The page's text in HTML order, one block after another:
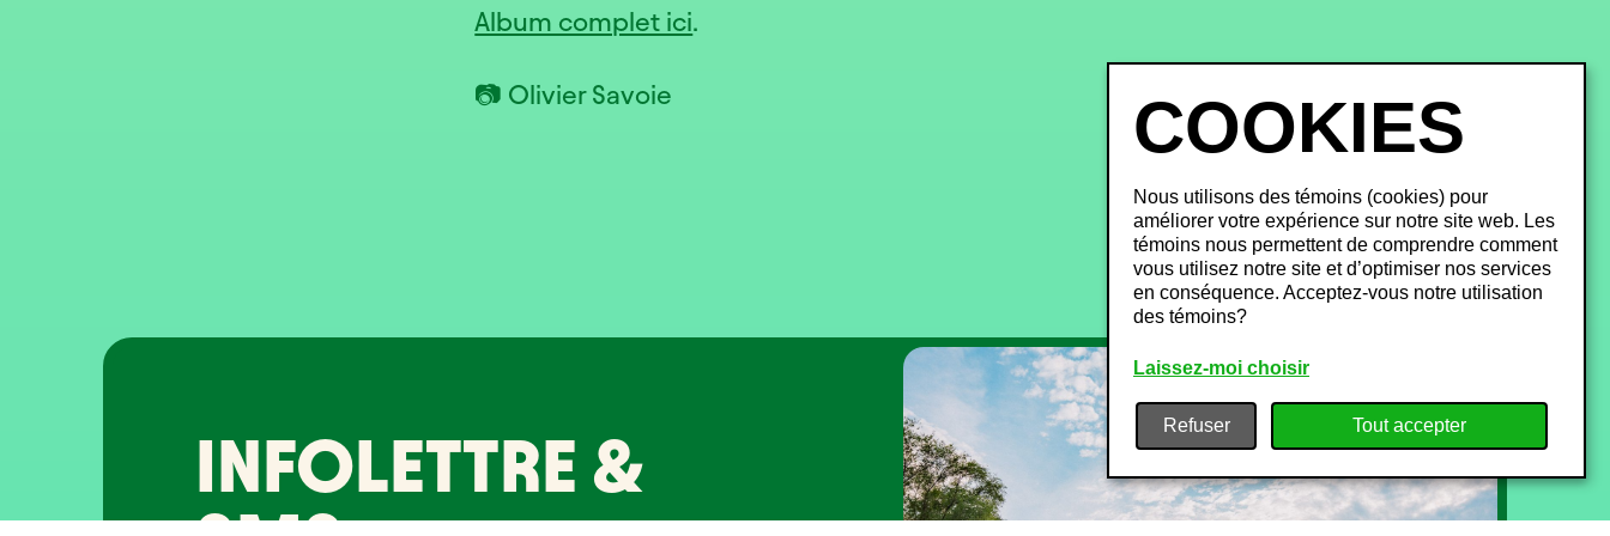
Album complet ici.
📷 Olivier Savoie
INFOLETTRE &
Nous utilisons des témoins (cookies) pour
améliorer votre expérience sur notre site web. Les
témoins nous permettent de comprendre comment
vous utilisez notre site et d’optimiser nos services
en conséquence. Acceptez-vous notre utilisation
des témoins?
Laissez-moi choisir